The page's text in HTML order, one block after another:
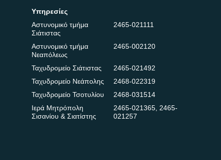
Υπηρεσίες
Αστυνομικό τμήμα
Σιάτιστας
2465-021111
Αστυνομικό τμήμα
Νεαπόλεως
2465-002120
Ταχυδρομείο Σιάτιστας
2465-021492
Ταχυδρομείο Νεάπολης
2468-022319
Ταχυδρομείο Τσοτυλίου
2468-031514
Ιερά Μητρόπολη
Σισανίου & Σιατίστης
2465-021365, 2465-
021257